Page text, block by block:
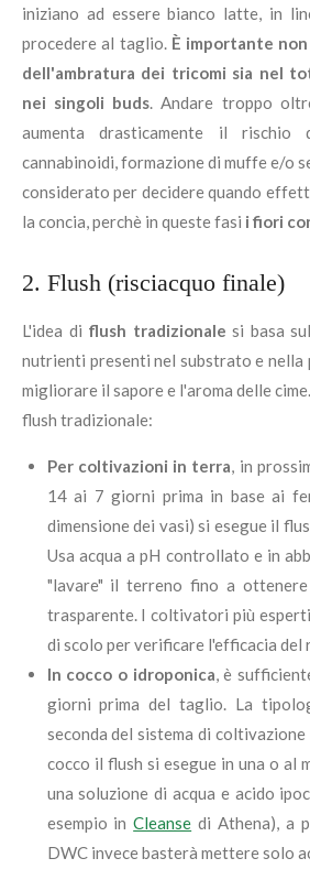
iniziano ad essere bianco latte, in
procedere al taglio. È importante
dell'ambratura dei tricomi sia nel
nei singoli buds. Andare troppo
aumenta drasticamente il rischio
cannabinoidi, formazione di muffe e/o
considerato per decidere quando
la concia, perchè in queste fasi i fiori
2. Flush (risciacquo finale)
L'idea di flush tradizionale si basa
nutrienti presenti nel substrato e nella
migliorare il sapore e l'aroma delle
flush tradizionale:
Per coltivazioni in terra, in
14 ai 7 giorni prima in base ai
dimensione dei vasi) si esegue il
Usa acqua a pH controllato e in
"lavare" il terreno fino a
trasparente. I coltivatori più
di scolo per verificare l'efficacia del
In cocco o idroponica, è
giorni prima del taglio. La
seconda del sistema di
cocco il flush si esegue in una o al
una soluzione di acqua e acido
esempio inCleanse di Athena), a
DWC invece basterà mettere solo